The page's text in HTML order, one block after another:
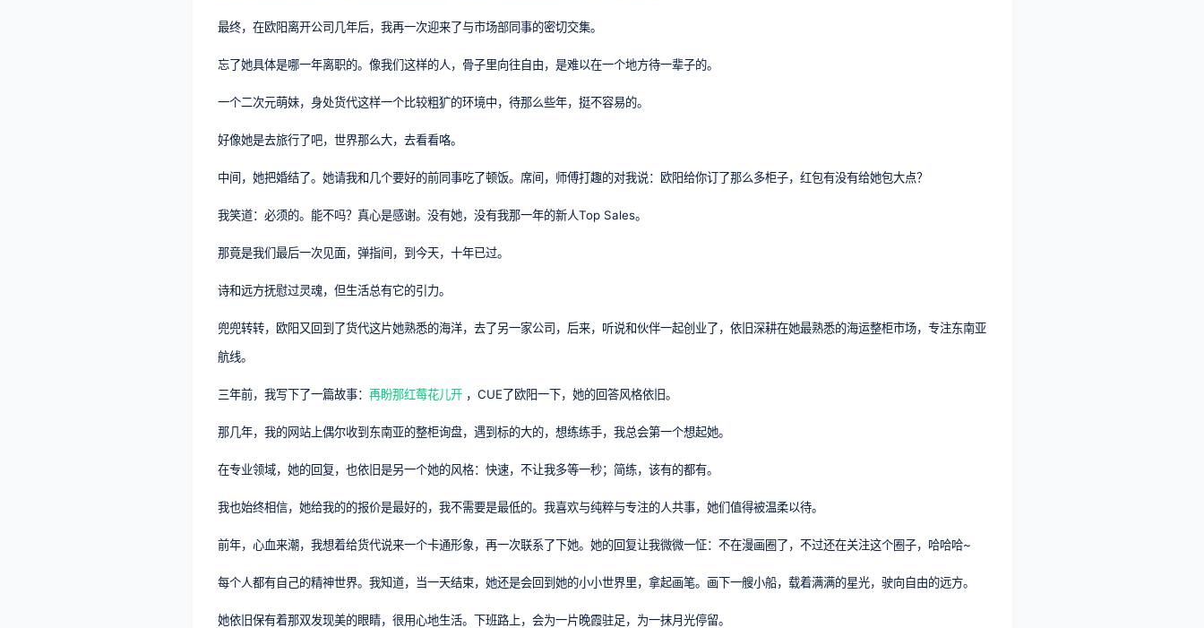
最终，在欧阳离开公司几年后，我再一次迎来了与市场部同事的密切交集。
忘了她具体是哪一年离职的。像我们这样的人，骨子里向往自由，是难以在一个地方待一辈子的。
一个二次元萌妹，身处货代这样一个比较粗犷的环境中，待那么些年，挺不容易的。
好像她是去旅行了吧，世界那么大，去看看咯。
中间，她把婚结了。她请我和几个要好的前同事吃了顿饭。席间，师傅打趣的对我说：欧阳给你订了那么多柜子，红包有没有给她包大点？
我笑道：必须的。能不吗？真心是感谢。没有她，没有我那一年的新人Top Sales。
那竟是我们最后一次见面，弹指间，到今天，十年已过。
诗和远方抚慰过灵魂，但生活总有它的引力。
兜兜转转，欧阳又回到了货代这片她熟悉的海洋，去了另一家公司，后来，听说和伙伴一起创业了，依旧深耕在她最熟悉的海运整柜市场，专注东南亚
航线。
三年前，我写下了一篇故事： 再盼那红莓花儿开，CUE了欧阳一下，她的回答风格依旧。
那几年，我的网站上偶尔收到东南亚的整柜询盘，遇到标的大的，想练练手，我总会第一个想起她。
在专业领域，她的回复，也依旧是另一个她的风格：快速，不让我多等一秒；简练，该有的都有。
我也始终相信，她给我的的报价是最好的，我不需要是最低的。我喜欢与纯粹与专注的人共事，她们值得被温柔以待。
前年，心血来潮，我想着给货代说来一个卡通形象，再一次联系了下她。她的回复让我微微一怔：不在漫画圈了，不过还在关注这个圈子，哈哈哈~
每个人都有自己的精神世界。我知道，当一天结束，她还是会回到她的小小世界里，拿起画笔。画下一艘小船，载着满满的星光，驶向自由的远方。
她依旧保有着那双发现美的眼睛，很用心地生活。下班路上，会为一片晚霞驻足，为一抹月光停留。